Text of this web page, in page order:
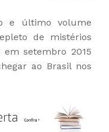
e último volume
de mistérios
setembro 2015
ao Brasil nos